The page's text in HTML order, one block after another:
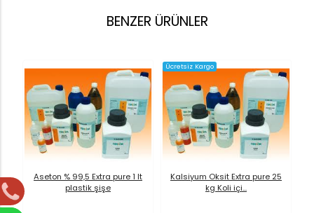
BENZER ÜRÜNLER
Aseton % 99,5 Extra pure 1 lt
plastik şişe
Ücretsiz Kargo
Kalsiyum Oksit Extra pure 25
kg Koli içi...